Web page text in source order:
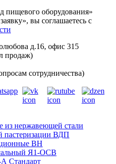
оборудования»
вы соглашаетесь с
д.16, офис 315
продаж)
сотрудничества)
из нержавеющей стали
пастеризации ВДП
ВН
Я1-ОСВ
Стандарт